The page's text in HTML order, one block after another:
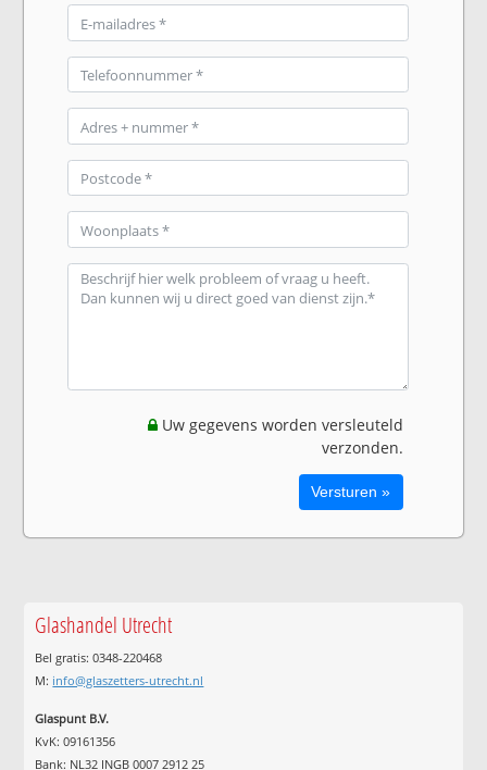
Uw gegevens worden versleuteld
verzonden.
Glashandel Utrecht
Bel gratis: 0348-220468
M: info@glaszetters-utrecht.nl
Glaspunt B.V.
KvK: 09161356
Bank: NL32 INGB 0007 2912 25